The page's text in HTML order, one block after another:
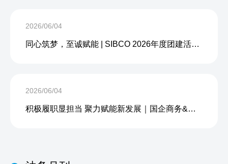
2026/06/04
同心筑梦，至诚赋能 | SIBCO 2026年度团建活动圆满收官
2026/06/04
积极履职显担当 聚力赋能新发展｜国企商务&中企人力出席上海现代服务业联合会第五届会员大会第三次会议暨2026服务业高质量发展大会